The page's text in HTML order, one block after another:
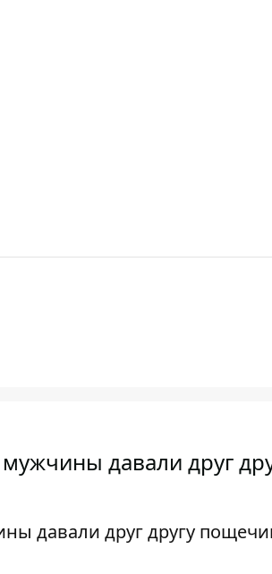
давали друг
давали друг другу